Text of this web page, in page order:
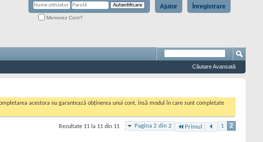
Înregistrare
Ajutor
Memorez Cont?
Căutare Avansată
acestora nu garantează obținerea unui cont, însă modul în care sunt completate
Pagina 2 din 2 Primul 1 2
Rezultate 11 la 11 din 11